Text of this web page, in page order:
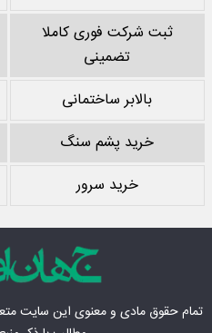
ثبت شرکت فوری کاملا
تضمینی
بالابر ساختمانی
خرید پشم سنگ
خرید سرور
تمام حقوق مادی‌ و معنوی این سایت